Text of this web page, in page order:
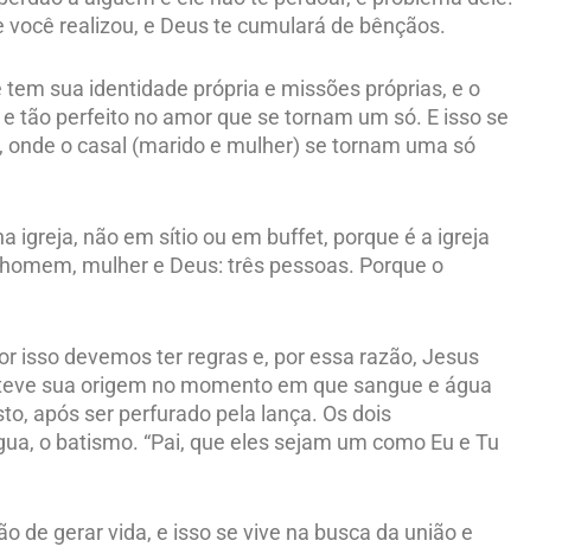
realizou, e Deus te cumulará de bênçãos.
sua identidade própria e missões próprias, e o
tão perfeito no amor que se tornam um só. E isso se
o casal (marido e mulher) se tornam uma só
igreja, não em sítio ou em buffet, porque é a igreja
mulher e Deus: três pessoas. Porque o
isso devemos ter regras e, por essa razão, Jesus
sua origem no momento em que sangue e água
após ser perfurado pela lança. Os dois
o batismo. “Pai, que eles sejam um como Eu e Tu
de gerar vida, e isso se vive na busca da união e